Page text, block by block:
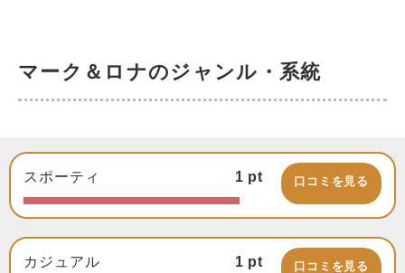
マーク＆ロナのジャンル・系統
スポーティ 1 pt 口コミを見る
カジュアル 1 pt 口コミを見る